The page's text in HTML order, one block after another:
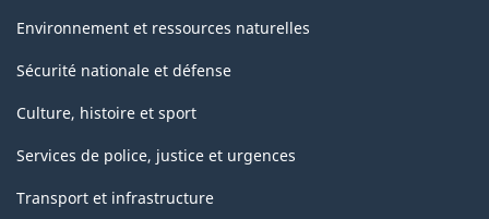
Environnement et ressources naturelles
Sécurité nationale et défense
Culture, histoire et sport
Services de police, justice et urgences
Transport et infrastructure